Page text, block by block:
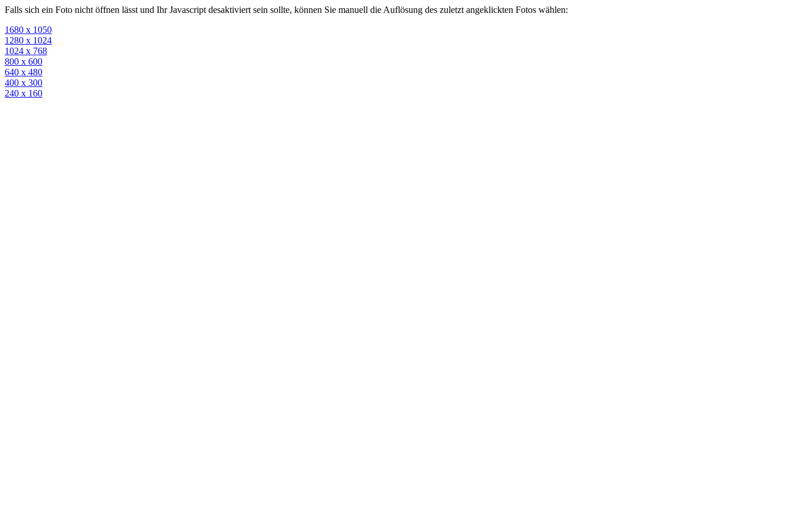
Falls sich ein Foto nicht öffnen lässt und Ihr Javascript desaktiviert sein sollte, können Sie manuell die Auflösung des zuletzt angeklickten Fotos wählen:
1680 x 1050
1280 x 1024
1024 x 768
800 x 600
640 x 480
400 x 300
240 x 160